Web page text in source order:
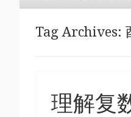
Tag Archives:
理解复